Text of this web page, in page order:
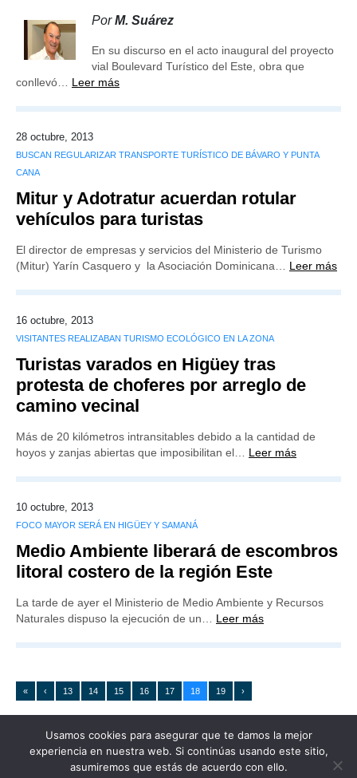
PorM. Suárez
En su discurso en el acto inaugural del proyecto
vial Boulevard Turístico del Este, obra que
conllevó… Leer más
28 octubre, 2013
BUSCAN REGULARIZAR TRANSPORTE TURÍSTICO DE BÁVARO Y PUNTA
CANA
Mitur y Adotratur acuerdan rotular
vehículos para turistas
El director de empresas y servicios del Ministerio de Turismo
(Mitur) Yarín Casquero y la Asociación Dominicana… Leer más
16 octubre, 2013
VISITANTES REALIZABAN TURISMO ECOLÓGICO EN LA ZONA
Turistas varados en Higüey tras
protesta de choferes por arreglo de
camino vecinal
Más de 20 kilómetros intransitables debido a la cantidad de
hoyos y zanjas abiertas que imposibilitan el… Leer más
10 octubre, 2013
FOCO MAYOR SERÁ EN HIGÜEY Y SAMANÁ
Medio Ambiente liberará de escombros
litoral costero de la región Este
La tarde de ayer el Ministerio de Medio Ambiente y Recursos
Naturales dispuso la ejecución de un… Leer más
« ‹ 13 14 15 16 17 18 19 ›
Usamos cookies para asegurar que te damos la mejor
experiencia en nuestra web. Si continúas usando este sitio,
asumiremos que estás de acuerdo con ello.
Publicidad Redacción Contacto